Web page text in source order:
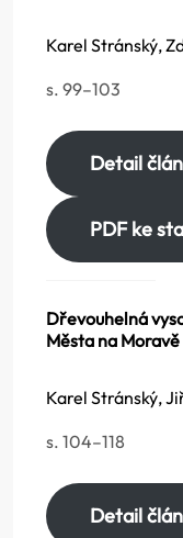
Karel Stránský,
s. 99–103
Detail
PDF ke
Dřevouhelná
Města na Moravě
Karel Stránský,
s. 104–118
Detail